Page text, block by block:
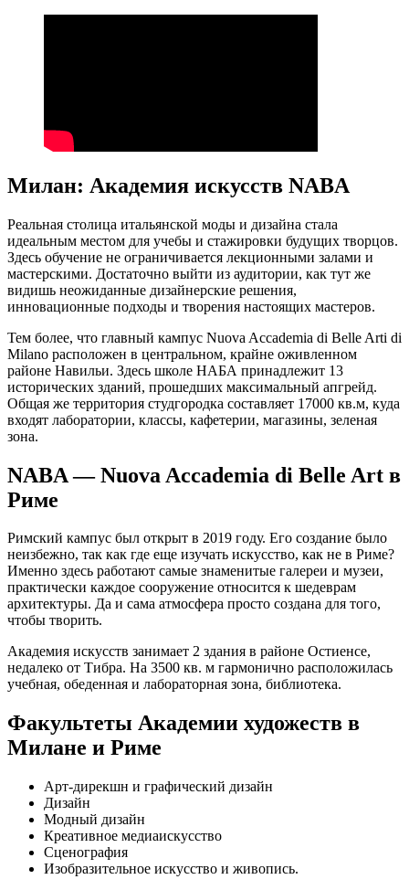
Милан: Академия искусств NABA
Реальная столица итальянской моды и дизайна стала
идеальным местом для учебы и стажировки будущих творцов.
Здесь обучение не ограничивается лекционными залами и
мастерскими. Достаточно выйти из аудитории, как тут же
видишь неожиданные дизайнерские решения,
инновационные подходы и творения настоящих мастеров.
Тем более, что главный кампус Nuova Accademia di Belle Arti di
Milano расположен в центральном, крайне оживленном
районе Навильи. Здесь школе НАБА принадлежит 13
исторических зданий, прошедших максимальный апгрейд.
Общая же территория студгородка составляет 17000 кв.м, куда
входят лаборатории, классы, кафетерии, магазины, зеленая
зона.
NABA — Nuova Accademia di Belle Art в
Риме
Римский кампус был открыт в 2019 году. Его создание было
неизбежно, так как где еще изучать искусство, как не в Риме?
Именно здесь работают самые знаменитые галереи и музеи,
практически каждое сооружение относится к шедеврам
архитектуры. Да и сама атмосфера просто создана для того,
чтобы творить.
Академия искусств занимает 2 здания в районе Остиенсе,
недалеко от Тибра. На 3500 кв. м гармонично расположилась
учебная, обеденная и лабораторная зона, библиотека.
Факультеты Академии художеств в
Милане и Риме
Арт-дирекшн и графический дизайн
Дизайн
Модный дизайн
Креативное медиаискусство
Сценография
Изобразительное искусство и живопись.